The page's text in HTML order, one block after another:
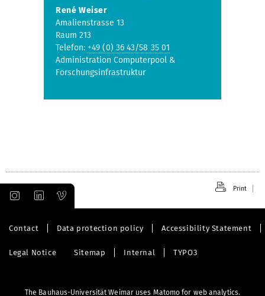
René Weiser
Amalienstrasse 13
Raum 213
Telefon: +49 (0) 36 43/58 35 01
Administration Computerpool &
Forschungsinfrastruktur
Print
Contact Data protection policy Accessibility Statement
Legal Notice Sitemap Internal TYPO3
The Bauhaus-Universität Weimar uses Matomo for web analytics.